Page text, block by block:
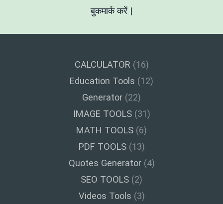
बुकमार्क करें |
CALCULATOR (16)
Education Tools (12)
Generator (22)
IMAGE TOOLS(31)
MATH TOOLS (6)
PDF TOOLS(13)
Quotes Generator(4)
SEO TOOLS (2)
Videos Tools (3)